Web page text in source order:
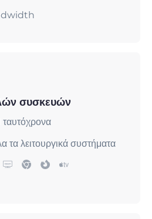
συσκευών
τα λειτουργικά συστήματα